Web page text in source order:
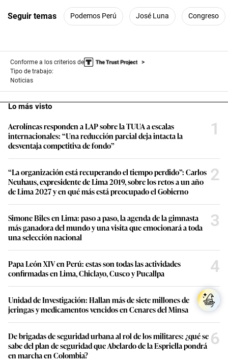
Seguir temas Podemos Perú José Luna Congreso
Conforme a los criterios de
Tipo de trabajo:
Noticias
Lo más visto
Aerolíneas responden a LAP sobre la TUUA a escalas
internacionales: “Una reducción parcial deja intacta la
desventaja competitiva de fondo”
1
“La organización está recuperando el tiempo perdido”: Carlos
Neuhaus, expresidente de Lima 2019, sobre los retos a un año
de Lima 2027 y en qué más está preocupado el Gobierno
2
Simone Biles en Lima: paso a paso, la agenda de la gimnasta
más ganadora del mundo y una visita que emocionará a toda
una selección nacional
3
Papa León XIV en Perú: estas son todas las actividades
confirmadas en Lima, Chiclayo, Cusco y Pucallpa
4
Unidad de Investigación: Hallan más de siete millones de
jeringas y medicamentos vencidos en Cenares del Minsa
5
De brigadas de seguridad urbana al rol de los militares: ¿qué se
sabe del plan de seguridad que Abelardo de la Espriella pondrá
en marcha en Colombia?
6